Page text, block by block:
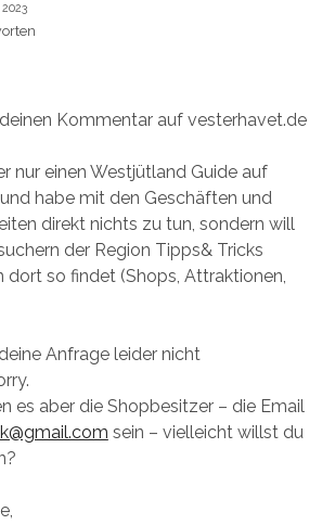
Kommentar auf vesterhavet.de
nur einen Westjütland Guide auf
habe mit den Geschäften und
direkt nichts zu tun, sondern will
der Region Tipps& Tricks
dort so findet (Shops, Attraktionen,
Anfrage leider nicht
es aber die Shopbesitzer – die Email
sein – vielleicht willst du